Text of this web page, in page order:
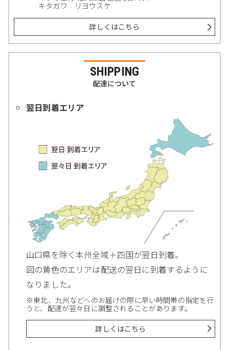
キタガワ リヨウスケ
詳しくはこちら
SHIPPING
配達について
翌日到着エリア
山口県を除く本州全域＋四国が翌日到着。
図の黄色のエリアは配送の翌日に到着するように
なりました。
※東北、九州などへのお届けの際に早い時間帯の指定を行
うと、配達が翌々日に調整されることがあります。
詳しくはこちら